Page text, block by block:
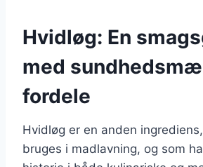
Hvidløg: En
med
fordele
Hvidløg er en anden
bruges i madlavning, og som